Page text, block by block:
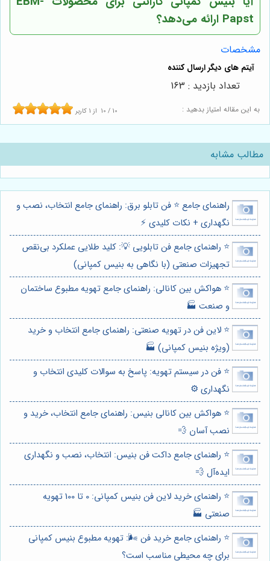
Papst ارائه می‌دهد؟
مشخصات
به این مقاله امتیاز بدهید : 10 / 10 از 1 کاربر
تعداد بازدید : 163
مطالب مشابه
راهنمای جامع ⭐️ فن تابلو برق: راهنمای جامع انتخاب، نصب و
نگهداری + نکات کلیدی ⚡️
⭐️ راهنمای جامع فن تابلویی 💡: کلید طلایی عملکرد بی‌نقص
تجهیزات صنعتی (با نگاهی به بنیس کمپانی)
⭐️ هواکش بین کانالی: راهنمای جامع تهویه مطبوع ساختمان
و صنعت 🏭
⭐️ لاین فن در تهویه صنعتی: راهنمای جامع انتخاب و خرید
(ویژه بنیس کمپانی) 🏭
⭐️ فن در سیستم تهویه: پاسخ به سوالات کلیدی انتخاب و
نگهداری ⚙️
⭐️ هواکش بین کانالی بنیس: راهنمای جامع انتخاب، خرید و
نصب آسان 💨
⭐️ راهنمای جامع داکت فن بنیس: انتخاب، نصب و نگهداری
ایده‌آل 💨
⭐️ راهنمای خرید لاین فن بنیس کمپانی: 0 تا 100 تهویه
صنعتی 🏭
⭐️ راهنمای جامع خرید فن 🌬️: تهویه مطبوع بنیس کمپانی
برای چه محیطی مناسب است؟